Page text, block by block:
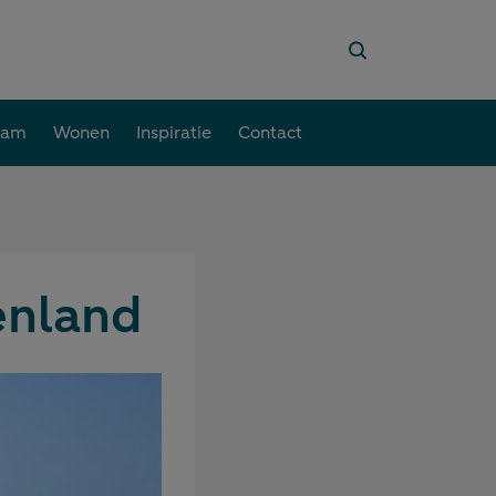
Wonen Inspiratie Contact